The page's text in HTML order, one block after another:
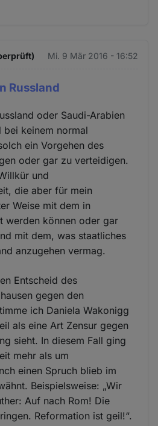
Mi. 9 Mär 2016 - 16:52
Russland
oder Saudi-Arabien
keinem normal
ein Vorgehen des
oder gar zu verteidigen.
und
die aber für mein
Weise mit dem in
werden können oder gar
mit dem, was staatliches
anzugehen vermag.
Entscheid des
gegen den
ich Daniela Wakonigg
als eine Art Zensur gegen
sieht. In diesem Fall ging
mehr als um
einen Spruch blieb im
Beispielsweise: „Wir
Auf nach Rom! Die
Reformation ist geil!“.